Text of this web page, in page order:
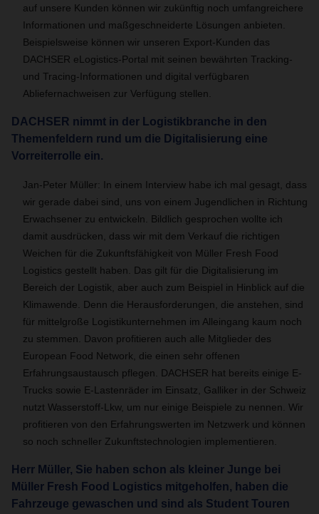
auf unsere Kunden können wir zukünftig noch umfangreichere
Informationen und maßgeschneiderte Lösungen anbieten.
Beispielsweise können wir unseren Export-Kunden das
DACHSER eLogistics-Portal mit seinen bewährten Tracking-
und Tracing-Informationen und digital verfügbaren
Abliefernachweisen zur Verfügung stellen.
DACHSER nimmt in der Logistikbranche in den
Themenfeldern rund um die Digitalisierung eine
Vorreiterrolle ein.
Jan-Peter Müller: In einem Interview habe ich mal gesagt, dass
wir gerade dabei sind, uns von einem Jugendlichen in Richtung
Erwachsener zu entwickeln. Bildlich gesprochen wollte ich
damit ausdrücken, dass wir mit dem Verkauf die richtigen
Weichen für die Zukunftsfähigkeit von Müller Fresh Food
Logistics gestellt haben. Das gilt für die Digitalisierung im
Bereich der Logistik, aber auch zum Beispiel in Hinblick auf die
Klimawende. Denn die Herausforderungen, die anstehen, sind
für mittelgroße Logistikunternehmen im Alleingang kaum noch
zu stemmen. Davon profitieren auch alle Mitglieder des
European Food Network, die einen sehr offenen
Erfahrungsaustausch pflegen. DACHSER hat bereits einige E-
Trucks sowie E-Lastenräder im Einsatz, Galliker in der Schweiz
nutzt Wasserstoff-Lkw, um nur einige Beispiele zu nennen. Wir
profitieren von den Erfahrungswerten im Netzwerk und können
so noch schneller Zukunftstechnologien implementieren.
Herr Müller, Sie haben schon als kleiner Junge bei
Müller Fresh Food Logistics mitgeholfen, haben die
Fahrzeuge gewaschen und sind als Student Touren